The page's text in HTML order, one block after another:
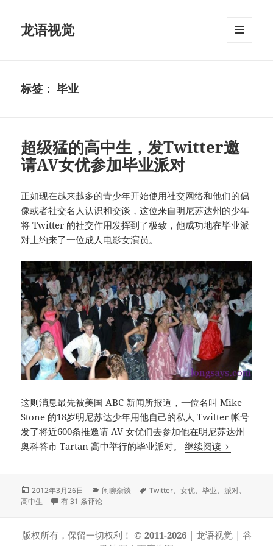
龙语视觉
标签：毕业
超级猛的高中生，发Twitter邀
请AV女优参加毕业派对
正如现在越来越多的青少年开始使用社交网络和他们的偶
像或者社交名人认识和交谈，这位来自明尼苏达州的少年
将 Twitter 的社交作用发挥到了极致，他成功地在毕业派
对上约来了一位成人电影女演员。
这则消息最先被美国 ABC 新闻所报道，一位名叫 Mike
Stone 的18岁明尼苏达少年用他自己的私人 Twitter 帐号
发了将近600条推邀请 AV 女优们去参加他在明尼苏达州
奥科答市 Tartan 高中举行的毕业派对。继续阅读超级猛的高
发
布
2012年3月26日
分
类
闲聊杂谈
标
Twitter、女优、毕业、派对、
高中生
超级猛的高中生，发Twitter邀请AV女优参加毕业派对
有 31 条评论
版权所有，保留一切权利！ © 2011-2026| 龙语视觉| 谷